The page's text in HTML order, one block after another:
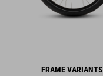
FRAME VARIANTS